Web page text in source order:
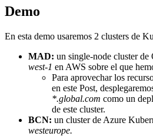
Demo
En esta demo usaremos 2 clusters de
MAD: un single-node cluster
west-1 en AWS sobre el que
Para aprovechar los
en este Post,
*.global.com como un
de este cluster.
BCN: un cluster de Azure
westeurope.